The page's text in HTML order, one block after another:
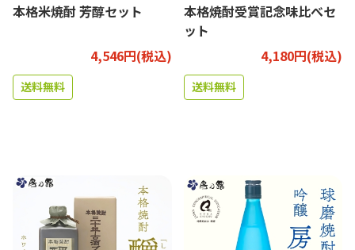
本格米焼酎 芳醇セット
4,546円(税込)
送料無料
本格焼酎受賞記念味比べセ
ット
4,180円(税込)
送料無料